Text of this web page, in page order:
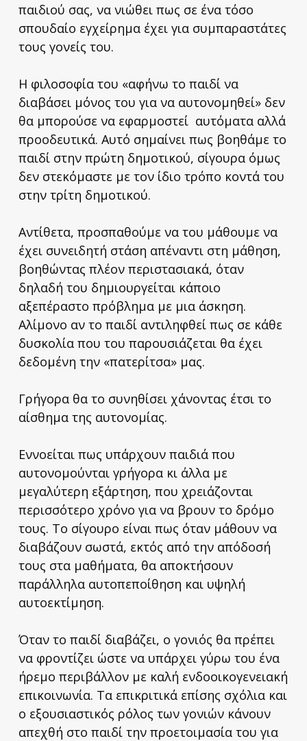
παιδιού σας, να νιώθει πως σε ένα τόσο
σπουδαίο εγχείρημα έχει για συμπαραστάτες
τους γονείς του.
Η φιλοσοφία του «αφήνω το παιδί να
διαβάσει μόνος του για να αυτονομηθεί» δεν
θα μπορούσε να εφαρμοστεί αυτόματα αλλά
προοδευτικά. Αυτό σημαίνει πως βοηθάμε το
παιδί στην πρώτη δημοτικού, σίγουρα όμως
δεν στεκόμαστε με τον ίδιο τρόπο κοντά του
στην τρίτη δημοτικού.
Αντίθετα, προσπαθούμε να του μάθουμε να
έχει συνειδητή στάση απέναντι στη μάθηση,
βοηθώντας πλέον περιστασιακά, όταν
δηλαδή του δημιουργείται κάποιο
αξεπέραστο πρόβλημα με μια άσκηση.
Αλίμονο αν το παιδί αντιληφθεί πως σε κάθε
δυσκολία που του παρουσιάζεται θα έχει
δεδομένη την «πατερίτσα» μας.
Γρήγορα θα το συνηθίσει χάνοντας έτσι το
αίσθημα της αυτονομίας.
Εννοείται πως υπάρχουν παιδιά που
αυτονομούνται γρήγορα κι άλλα με
μεγαλύτερη εξάρτηση, που χρειάζονται
περισσότερο χρόνο για να βρουν το δρόμο
τους. Το σίγουρο είναι πως όταν μάθουν να
διαβάζουν σωστά, εκτός από την απόδοσή
τους στα μαθήματα, θα αποκτήσουν
παράλληλα αυτοπεποίθηση και υψηλή
αυτοεκτίμηση.
Όταν το παιδί διαβάζει, ο γονιός θα πρέπει
να φροντίζει ώστε να υπάρχει γύρω του ένα
ήρεμο περιβάλλον με καλή ενδοοικογενειακή
επικοινωνία. Τα επικριτικά επίσης σχόλια και
ο εξουσιαστικός ρόλος των γονιών κάνουν
απεχθή στο παιδί την προετοιμασία του για